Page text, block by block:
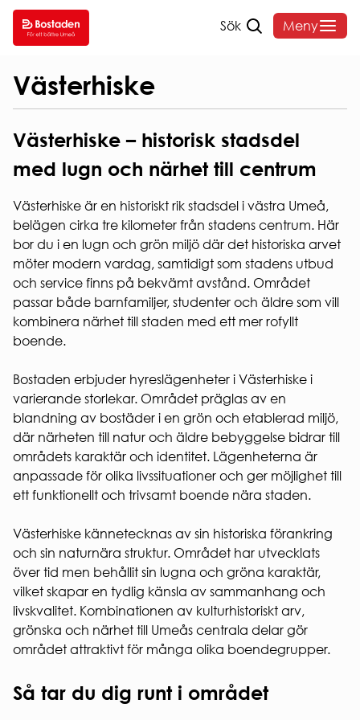
Sök Meny
SÖK
LEDIGT
SÖK
LEDIGT
VÅRA
OMRÅDEN
Hyreslägenheter
Studentlägenheter
Seniorboende
HUR
SÖKER
JAG
LÄGENHET?
för
studentbostäder.
Ansök om
studentbostad
DITT
BOENDE
HYRA
Hyressättning
HEMFÖRSÄKRING
INTERNET
& TV
SOPOR
OCH
KÄLLSORTERING
PARKERING
av el-
och
hybridbil
Korttidsavtal
KVARTERSVÄRDAR
KVARTERSRÅD
SÄKERHET
Brandsäkerhet
Elsäkerhet
Gårdssäkerhet
HEMMAFINT
HUSKURAGE
VANLIGA
FRÅGOR
BLANKETTER
AKTIVA
ENKÄTER
OCH
UNDERSÖKNINGAR
Bostadens
Års- och
Sponsring
HOS
OSS
VÅR
Social
Ekonomisk
hållbarhet
Ekologisk
hållbarhet
VI
BYGGER
Hem/Bostadssökande Lediga bilplatser/
Västerhiske
Västerhiske – historisk stadsdel
med lugn och närhet till centrum
Västerhiske är en historiskt rik stadsdel i västra Umeå,
belägen cirka tre kilometer från stadens centrum. Här
bor du i en lugn och grön miljö där det historiska arvet
möter modern vardag, samtidigt som stadens utbud
och service finns på bekvämt avstånd. Området
passar både barnfamiljer, studenter och äldre som vill
kombinera närhet till staden med ett mer rofyllt
boende.
Bostaden erbjuder hyreslägenheter i Västerhiske i
varierande storlekar. Området präglas av en
blandning av bostäder i en grön och etablerad miljö,
där närheten till natur och äldre bebyggelse bidrar till
områdets karaktär och identitet. Lägenheterna är
anpassade för olika livssituationer och ger möjlighet till
ett funktionellt och trivsamt boende nära staden.
Västerhiske kännetecknas av sin historiska förankring
och sin naturnära struktur. Området har utvecklats
över tid men behållit sin lugna och gröna karaktär,
vilket skapar en tydlig känsla av sammanhang och
livskvalitet. Kombinationen av kulturhistoriskt arv,
grönska och närhet till Umeås centrala delar gör
området attraktivt för många olika boendegrupper.
Så tar du dig runt i området